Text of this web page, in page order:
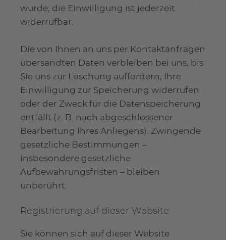
wurde; die Einwilligung ist jederzeit
widerrufbar.
Die von Ihnen an uns per Kontaktanfragen
übersandten Daten verbleiben bei uns, bis
Sie uns zur Löschung auffordern, Ihre
Einwilligung zur Speicherung widerrufen
oder der Zweck für die Datenspeicherung
entfällt (z. B. nach abgeschlossener
Bearbeitung Ihres Anliegens). Zwingende
gesetzliche Bestimmungen –
insbesondere gesetzliche
Aufbewahrungsfristen – bleiben
unberührt.
Registrierung auf dieser Website
Sie können sich auf dieser Website